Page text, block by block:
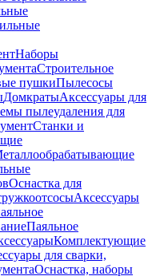
Наборы
Строительное
пушкиПылесосы
ДомкратыАксессуары для
пылеудаления для
Станки и
Оснастка для
Аксессуары
Паяльное
Комплектующие
для сварки,
Оснастка, наборы